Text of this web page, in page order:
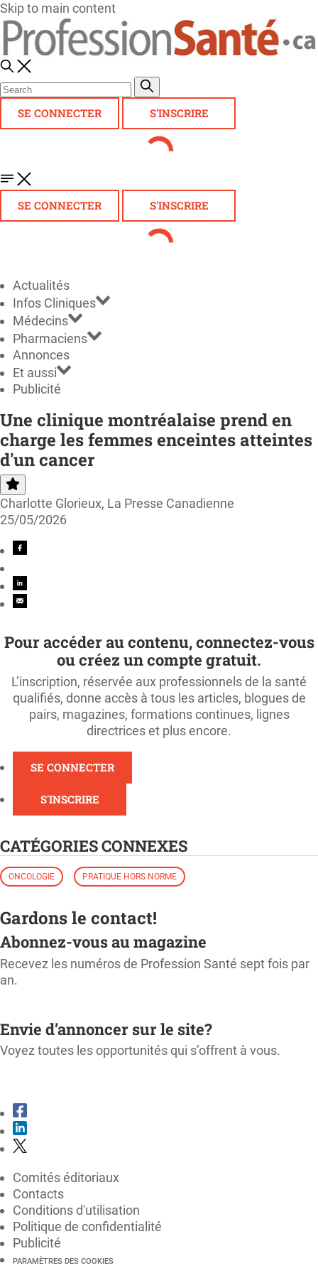
Skip to main content
SE CONNECTER S'INSCRIRE
SE CONNECTER S'INSCRIRE
Actualités
Infos Cliniques
Médecins
Pharmaciens
Annonces
Et aussi
Publicité
Une clinique montréalaise prend en
charge les femmes enceintes atteintes
d'un cancer
Charlotte Glorieux, La Presse Canadienne
25/05/2026
Pour accéder au contenu, connectez-vous
ou créez un compte gratuit.
L’inscription, réservée aux professionnels de la santé
qualifiés, donne accès à tous les articles, blogues de
pairs, magazines, formations continues, lignes
directrices et plus encore.
SE CONNECTER
S'INSCRIRE
CATÉGORIES CONNEXES
ONCOLOGIE PRATIQUE HORS NORME
Gardons le contact!
Abonnez-vous au magazine
Recevez les numéros de Profession Santé sept fois par
an.
Envie d’annoncer sur le site?
Voyez toutes les opportunités qui s’offrent à vous.
Comités éditoriaux
Contacts
Conditions d'utilisation
Politique de confidentialité
Publicité
PARAMÈTRES DES COOKIES